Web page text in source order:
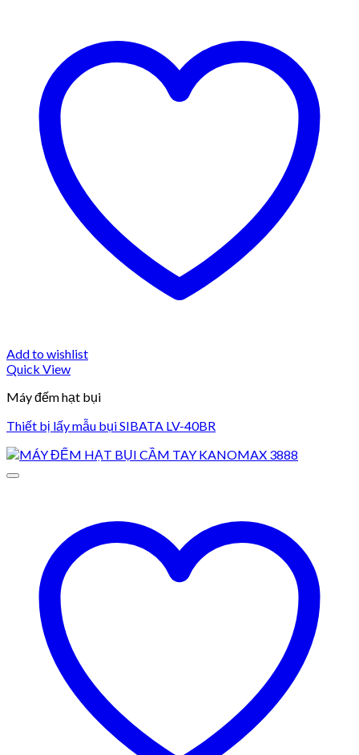
Add to wishlist
Quick View
Máy đếm hạt bụi
Thiết bị lấy mẫu bụi SIBATA LV-40BR